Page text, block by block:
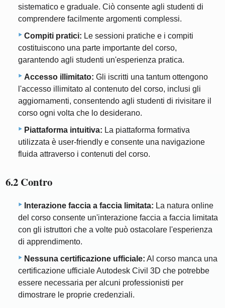
sistematico e graduale. Ciò consente agli studenti di
comprendere facilmente argomenti complessi.
Compiti pratici: Le sessioni pratiche e i compiti
costituiscono una parte importante del corso,
garantendo agli studenti un'esperienza pratica.
Accesso illimitato: Gli iscritti una tantum ottengono
l'accesso illimitato al contenuto del corso, inclusi gli
aggiornamenti, consentendo agli studenti di rivisitare il
corso ogni volta che lo desiderano.
Piattaforma intuitiva: La piattaforma formativa
utilizzata è user-friendly e consente una navigazione
fluida attraverso i contenuti del corso.
6.2 Contro
Interazione faccia a faccia limitata: La natura online
del corso consente un'interazione faccia a faccia limitata
con gli istruttori che a volte può ostacolare l'esperienza
di apprendimento.
Nessuna certificazione ufficiale: Al corso manca una
certificazione ufficiale Autodesk Civil 3D che potrebbe
essere necessaria per alcuni professionisti per
dimostrare le proprie credenziali.